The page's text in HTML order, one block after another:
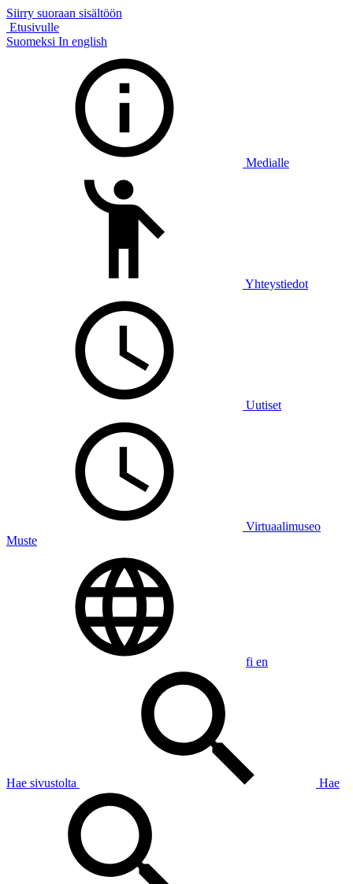
Siirry suoraan sisältöön
Etusivulle
Suomeksi In english
Medialle
Yhteystiedot
Uutiset
Virtuaalimuseo
Muste
fi en
Hae sivustolta Hae